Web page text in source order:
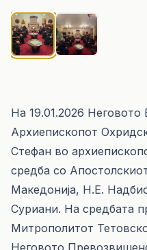
На 19.01.2026 Неговото
Архиепископот
Стефан во
средба со
Македонија, Н.Е.
Суриани. На средбата
Митрополитот
Неговото